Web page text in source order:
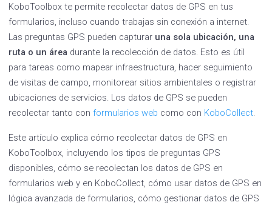
KoboToolbox te permite recolectar datos de GPS en tus
formularios, incluso cuando trabajas sin conexión a internet.
Las preguntas GPS pueden capturar una sola ubicación, una
ruta o un áreadurante la recolección de datos. Esto es útil
para tareas como mapear infraestructura, hacer seguimiento
de visitas de campo, monitorear sitios ambientales o registrar
ubicaciones de servicios. Los datos de GPS se pueden
recolectar tanto con formularios web como con KoboCollect.
Este artículo explica cómo recolectar datos de GPS en
KoboToolbox, incluyendo los tipos de preguntas GPS
disponibles, cómo se recolectan los datos de GPS en
formularios web y en KoboCollect, cómo usar datos de GPS en
lógica avanzada de formularios, cómo gestionar datos de GPS